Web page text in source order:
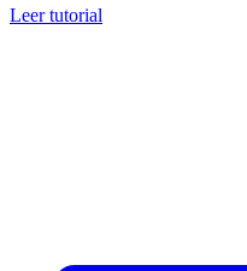
Leer tutorial